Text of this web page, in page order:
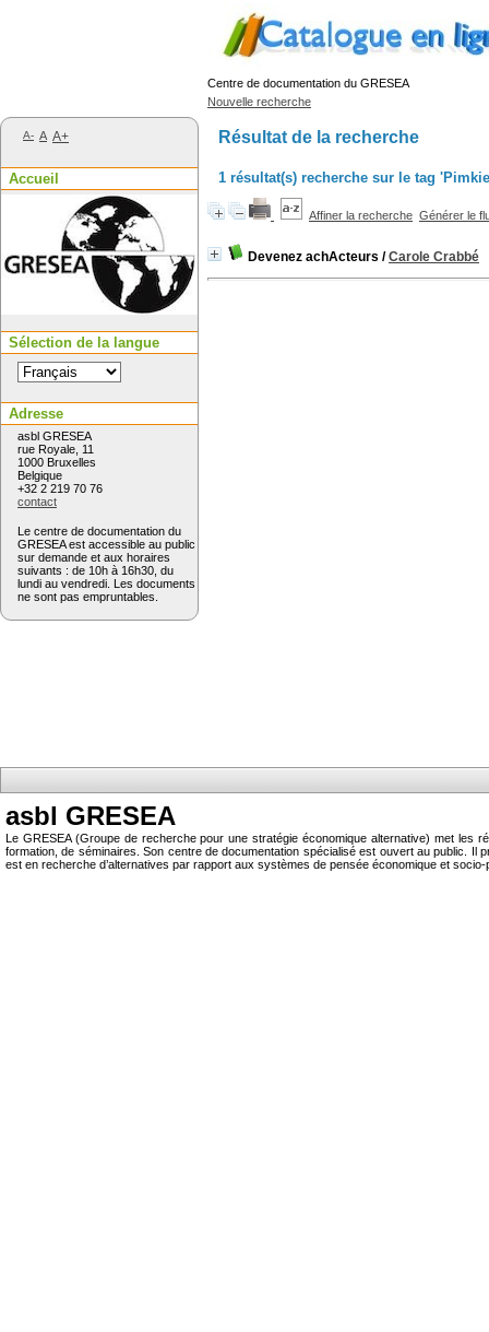
Centre de documentation du GRESEA
Nouvelle recherche
Résultat de la recherche
1 résultat(s) recherche sur le tag
Affiner la recherche Générer le
Devenez achActeurs /Carole Crabbé
asbl GRESEA
Le GRESEA (Groupe de recherche pour une stratégie économique alternative) met les
formation, de séminaires. Son centre de documentation spécialisé est ouvert au public.
est en recherche d’alternatives par rapport aux systèmes de pensée économique et socio-
A- A A+
Accueil
Sélection de la langue
Adresse
asbl GRESEA
rue Royale, 11
1000 Bruxelles
Belgique
+32 2 219 70 76
contact
Le centre de documentation du
GRESEA est accessible au public
sur demande et aux horaires
suivants : de 10h à 16h30, du
lundi au vendredi. Les documents
ne sont pas empruntables.